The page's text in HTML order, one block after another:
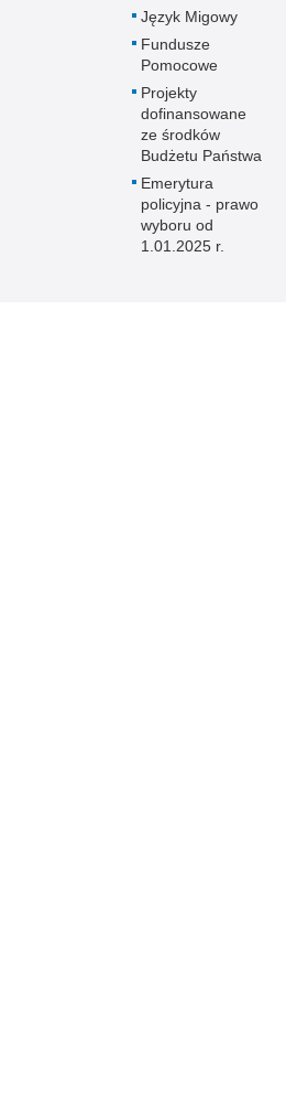
Język Migowy
Fundusze
Pomocowe
Projekty
dofinansowane
ze środków
Budżetu Państwa
Emerytura
policyjna - prawo
wyboru od
1.01.2025 r.